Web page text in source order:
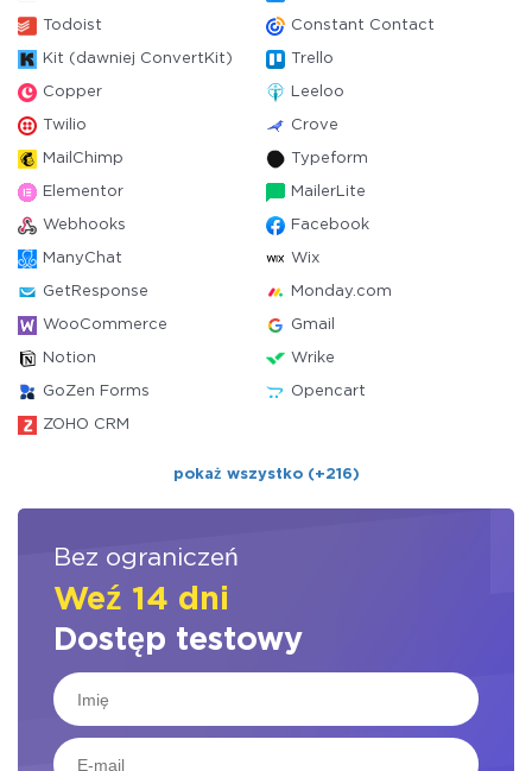
Todoist Constant Contact
Kit (dawniej ConvertKit) Trello
Copper Leeloo
Twilio Crove
MailChimp Typeform
Elementor MailerLite
Webhooks Facebook
ManyChat Wix
GetResponse Monday.com
WooCommerce Gmail
Notion Wrike
GoZen Forms Opencart
ZOHO CRM
pokaż wszystko (+216)
Bez ograniczeń
Weź 14 dni
Dostęp testowy